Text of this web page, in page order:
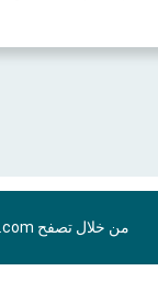
من خلال تصفح nPerf.com ، فانك بذلك توافق علي